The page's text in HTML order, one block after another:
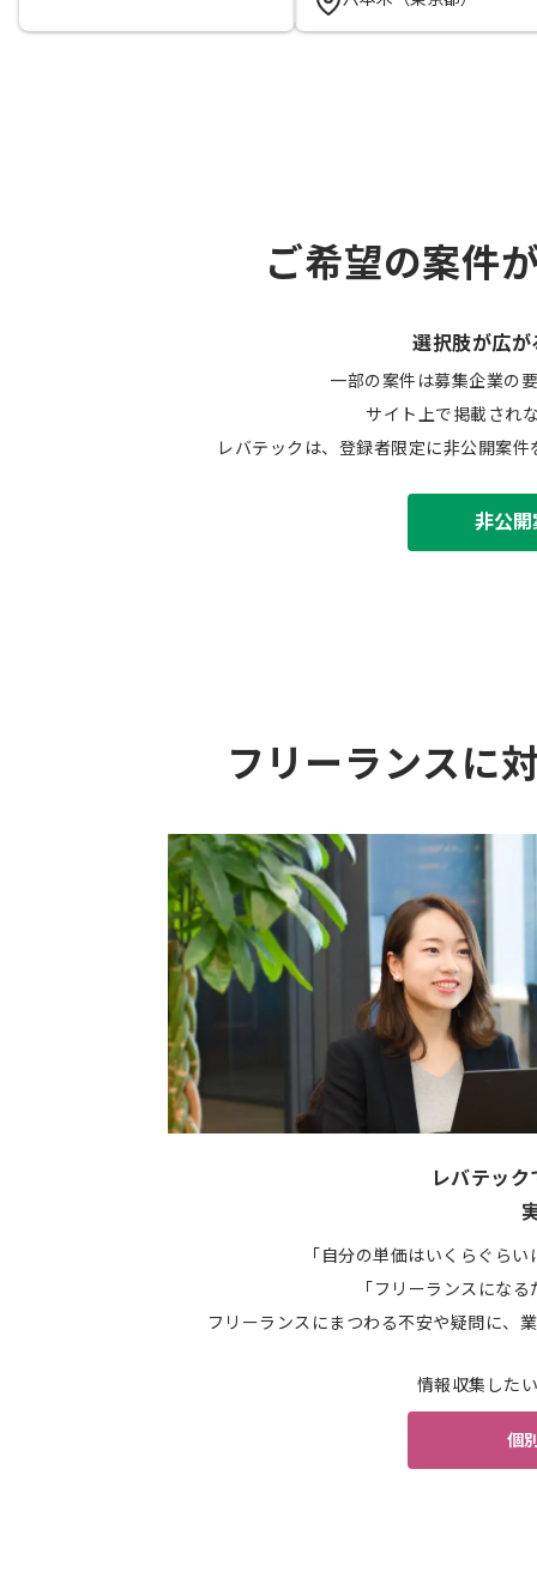
ご希望の案件
選択肢が広が
一部の案件は募集企業の
サイト上で掲載され
レバテックは、登録者限定に非公開案
非公
フリーランスに
レバテッ
「自分の単価はいくらぐら
「フリーランスにな
フリーランスにまつわる不安や疑問に、
情報収集した
個